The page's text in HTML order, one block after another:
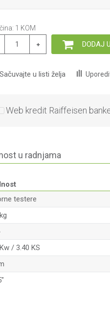
1 KOM
DODAJ
Sačuvajte u listi želja
Web kredit Raiffeisen
u radnjama
testere
/ 3.40 KS